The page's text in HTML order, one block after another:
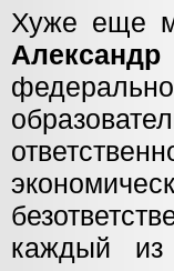
Хуже еще
каждый из